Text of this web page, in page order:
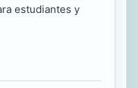
estudiantes y